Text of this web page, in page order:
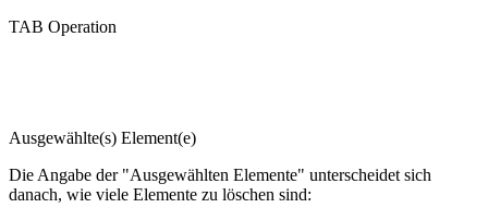
TAB Operation
Ausgewählte(s) Element(e)
Die Angabe der "Ausgewählten Elemente" unterscheidet sich
danach, wie viele Elemente zu löschen sind: